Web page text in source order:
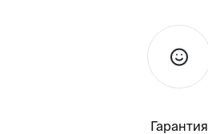
Гарантия